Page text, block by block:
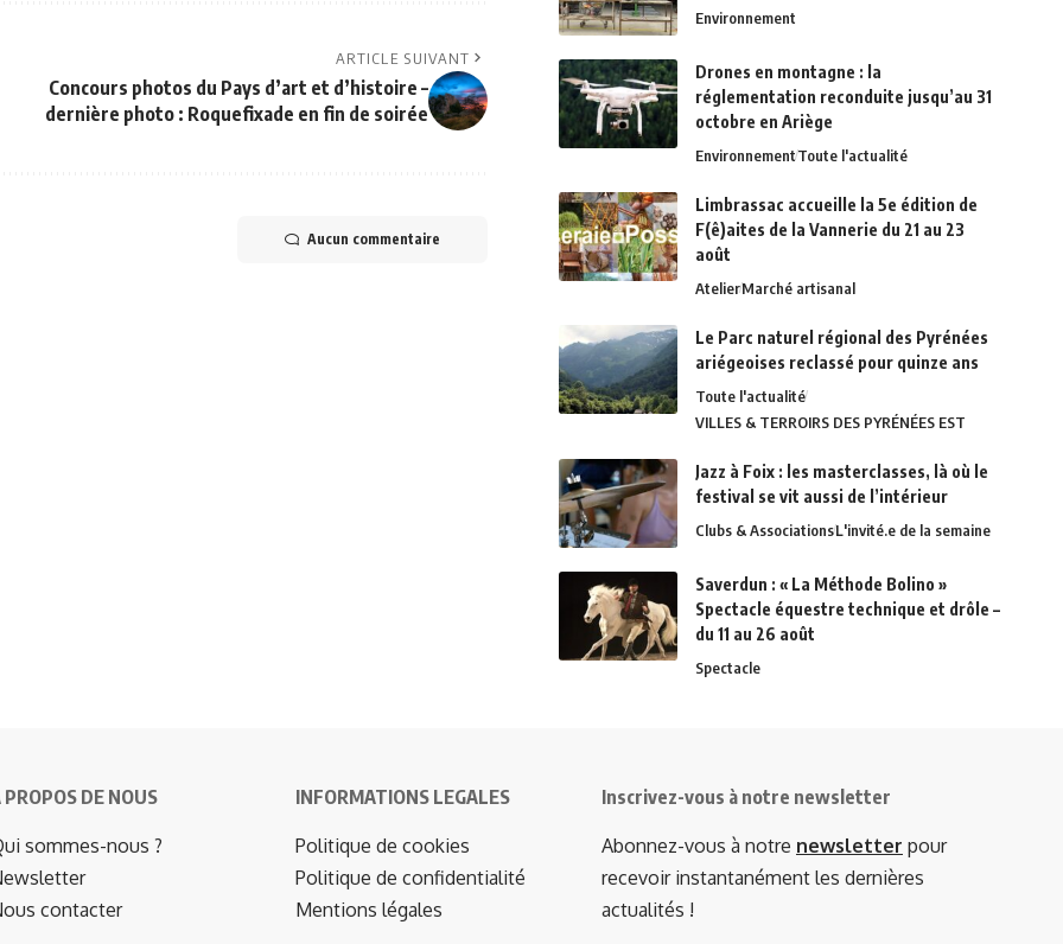
ARTICLE SUIVANT
Concours photos du Pays d’art et d’histoire –
dernière photo : Roquefixade en fin de soirée
Aucun commentaire
Environnement
Drones en montagne : la
réglementation reconduite jusqu’au 31
octobre en Ariège
EnvironnementToute l'actualité
Limbrassac accueille la 5e édition de
F(ê)aites de la Vannerie du 21 au 23
août
AtelierMarché artisanal
Le Parc naturel régional des Pyrénées
ariégeoises reclassé pour quinze ans
Toute l'actualité
VILLES & TERROIRS DES PYRÉNÉES EST
Jazz à Foix : les masterclasses, là où le
festival se vit aussi de l’intérieur
Clubs & AssociationsL'invité.e de la semaine
Saverdun : « La Méthode Bolino »
Spectacle équestre technique et drôle –
du 11 au 26 août
Spectacle
PROPOS DE NOUS
sommes-nous ?
contacter
INFORMATIONS LEGALES
Politique de cookies
Politique de confidentialité
Mentions légales
Inscrivez-vous à notre newsletter
Abonnez-vous à notre newsletter pour
recevoir instantanément les dernières
actualités !